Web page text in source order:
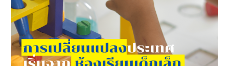
ข่าวสาร/รายงาน
คลังความรู้